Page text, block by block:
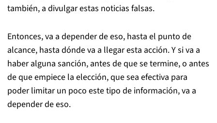
también, a divulgar estas noticias falsas.
Entonces, va a depender de eso, hasta el punto de
alcance, hasta dónde va a llegar esta acción. Y si va a
haber alguna sanción, antes de que se termine, o antes
de que empiece la elección, que sea efectiva para
poder limitar un poco este tipo de información, va a
depender de eso.